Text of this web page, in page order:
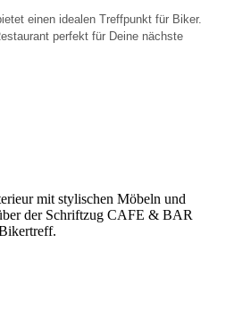
einen idealen Treffpunkt für Biker.
perfekt für Deine nächste